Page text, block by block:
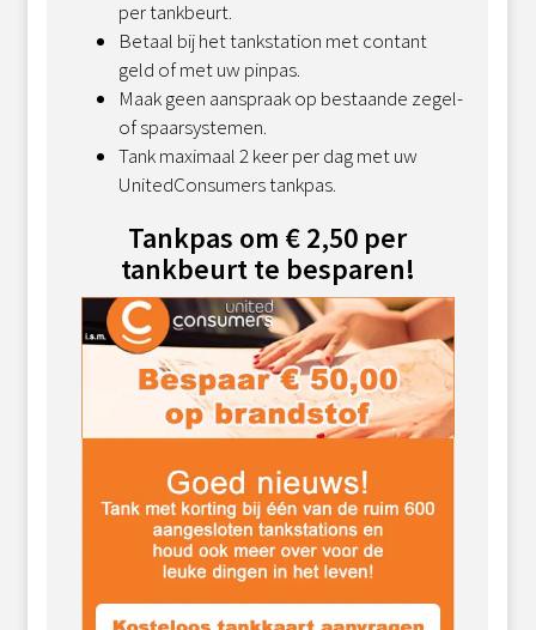
per tankbeurt.
Betaal bij het tankstation met contant
geld of met uw pinpas.
Maak geen aanspraak op bestaande zegel-
of spaarsystemen.
Tank maximaal 2 keer per dag met uw
UnitedConsumers tankpas.
Tankpas om € 2,50 per
tankbeurt te besparen!